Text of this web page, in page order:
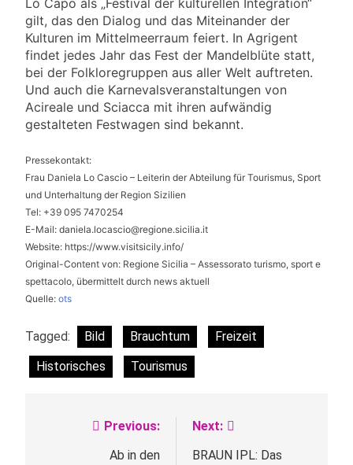
gilt, das den Dialog und das Miteinander der
Kulturen im Mittelmeerraum feiert. In Agrigent
findet jedes Jahr das Fest der Mandelblüte statt,
bei der Folkloregruppen aus aller Welt auftreten.
Und auch die Karnevalsveranstaltungen von
Acireale und Sciacca mit ihren aufwändig
gestalteten Festwagen sind bekannt.
Pressekontakt:
Frau Daniela Lo Cascio – Leiterin der Abteilung für Tourismus, Sport
und Unterhaltung der Region Sizilien
Tel: +39 095 7470254
E-Mail: daniela.locascio@regione.sicilia.it
Website: https://www.visitsicily.info/
Original-Content von: Regione Sicilia – Assessorato turismo, sport e
spettacolo, übermittelt durch news aktuell
Quelle: ots
Tagged: Bild Brauchtum
Freizeit
Historisches
Tourismus
Beitragsnavigation
Previous:
Ab in den
Next:
BRAUN IPL: Das